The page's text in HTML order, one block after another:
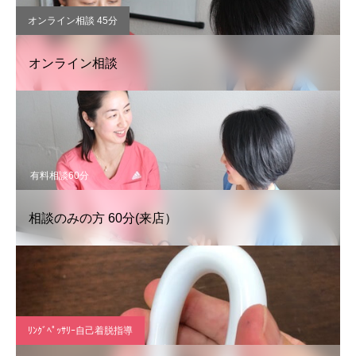
オンライン相談 45分
オンライン相談
有料相談60分
相談のみの方 60分(来店）
ﾘﾝｸﾞﾍﾟｯｻﾘｰ自己着脱指導